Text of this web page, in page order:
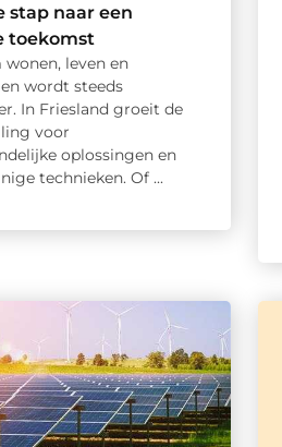
stap naar een
toekomst
leven en
wordt steeds
In Friesland groeit de
voor
oplossingen en
technieken. Of ...